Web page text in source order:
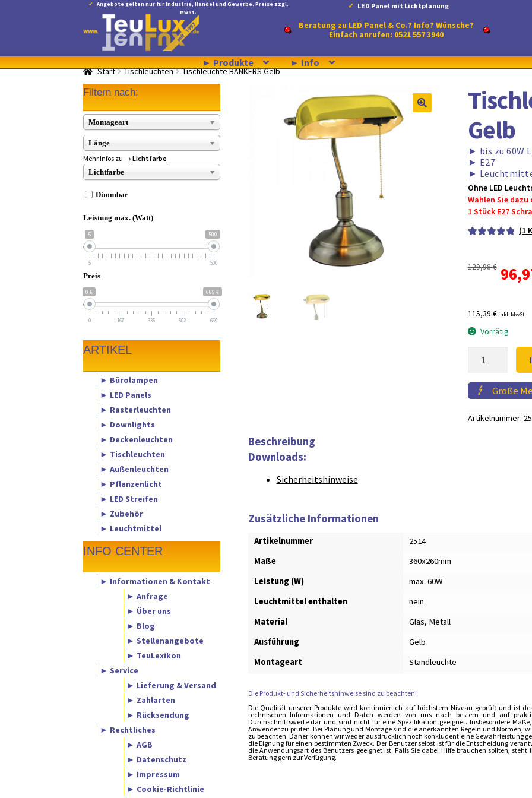
Angebote gelten nur für Industrie, Handel und Gewerbe. Preise zzgl.
MwSt.
LED Panel mit Lichtplanung
Navigation
springen
Inhalt
springen
Beratung zu LED Panel & Co.? Info? Wünsche?
Einfach anrufen: 0521 557 3940
► Produkte ► Info
Start Tischleuchten Tischleuchte BANKERS Gelb
Gelb
► bis zu 60W
► E27
►
Ohne LED
Wählen Sie
1 Stück E27
basierend auf
(1
129,98€
war:
115,39 €inkl. MwSt.
Vorrätig
Tischleuchte
Gelb
Menge
Große
Artikelnummer:
Beschreibung
Downloads:
Sicherheitshinweise
Zusätzliche Informationen
Artikelnummer
2514
Maße
360x260mm
Leistung (W)
max. 60W
Leuchtmittel enthalten
nein
Material
Glas, Metall
Ausführung
Gelb
Montageart
Standleuchte
Die Produkt- und Sicherheitshinweise sind zu beachten!
Die Qualität unserer Produkte wird kontinuierlich auf höchstem Niveau geprüft und ist
technischen Informationen und Daten werden von uns nach bestem und auf
Durchschnittswerte dar und sind nicht für eine Spezifikation geeignet. Insbesondere
Anwender zu prüfen. Bei Planung und Montage sind die anerkannten Regeln und Normen,
zu beachten. Daher können wir weder ausdrücklich noch konkludent eine Gewährleistung
die Eignung für einen bestimmten Zweck. Der Benutzer selbst ist für die Entscheidung
die Anwendungsart des Benutzers geeignet ist. Falls Sie dabei Hilfe brauchen sollten,
Beratung gern zur Verfügung.
Filtern nach:
Montageart
Länge
Mehr Infos zu →Lichtfarbe
Lichtfarbe
Dimmbar
Leistung max. (Watt)
5 500
5 500
Preis
0 € 669 €
0 167 335 502 669
ARTIKEL
► Bürolampen
► LED Panels
► Rasterleuchten
► Downlights
► Deckenleuchten
► Tischleuchten
► Außenleuchten
► Pflanzenlicht
► LED Streifen
► Zubehör
► Leuchtmittel
INFO CENTER
► Informationen & Kontakt
► Anfrage
► Über uns
► Blog
► Stellenangebote
► TeuLexikon
► Service
► Lieferung & Versand
► Zahlarten
► Rücksendung
► Rechtliches
► AGB
► Datenschutz
► Impressum
► Cookie-Richtlinie
war:
129,98 €
ist:
96,97 €.
5.00 von 5